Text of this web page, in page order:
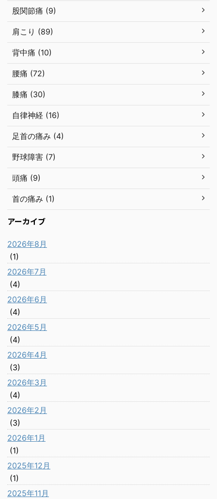
股関節痛 (9)
肩こり (89)
背中痛 (10)
腰痛 (72)
膝痛 (30)
自律神経 (16)
足首の痛み (4)
野球障害 (7)
頭痛 (9)
首の痛み (1)
アーカイブ
2026年8月
(1)
2026年7月
(4)
2026年6月
(4)
2026年5月
(4)
2026年4月
(3)
2026年3月
(4)
2026年2月
(3)
2026年1月
(1)
2025年12月
(1)
2025年11月